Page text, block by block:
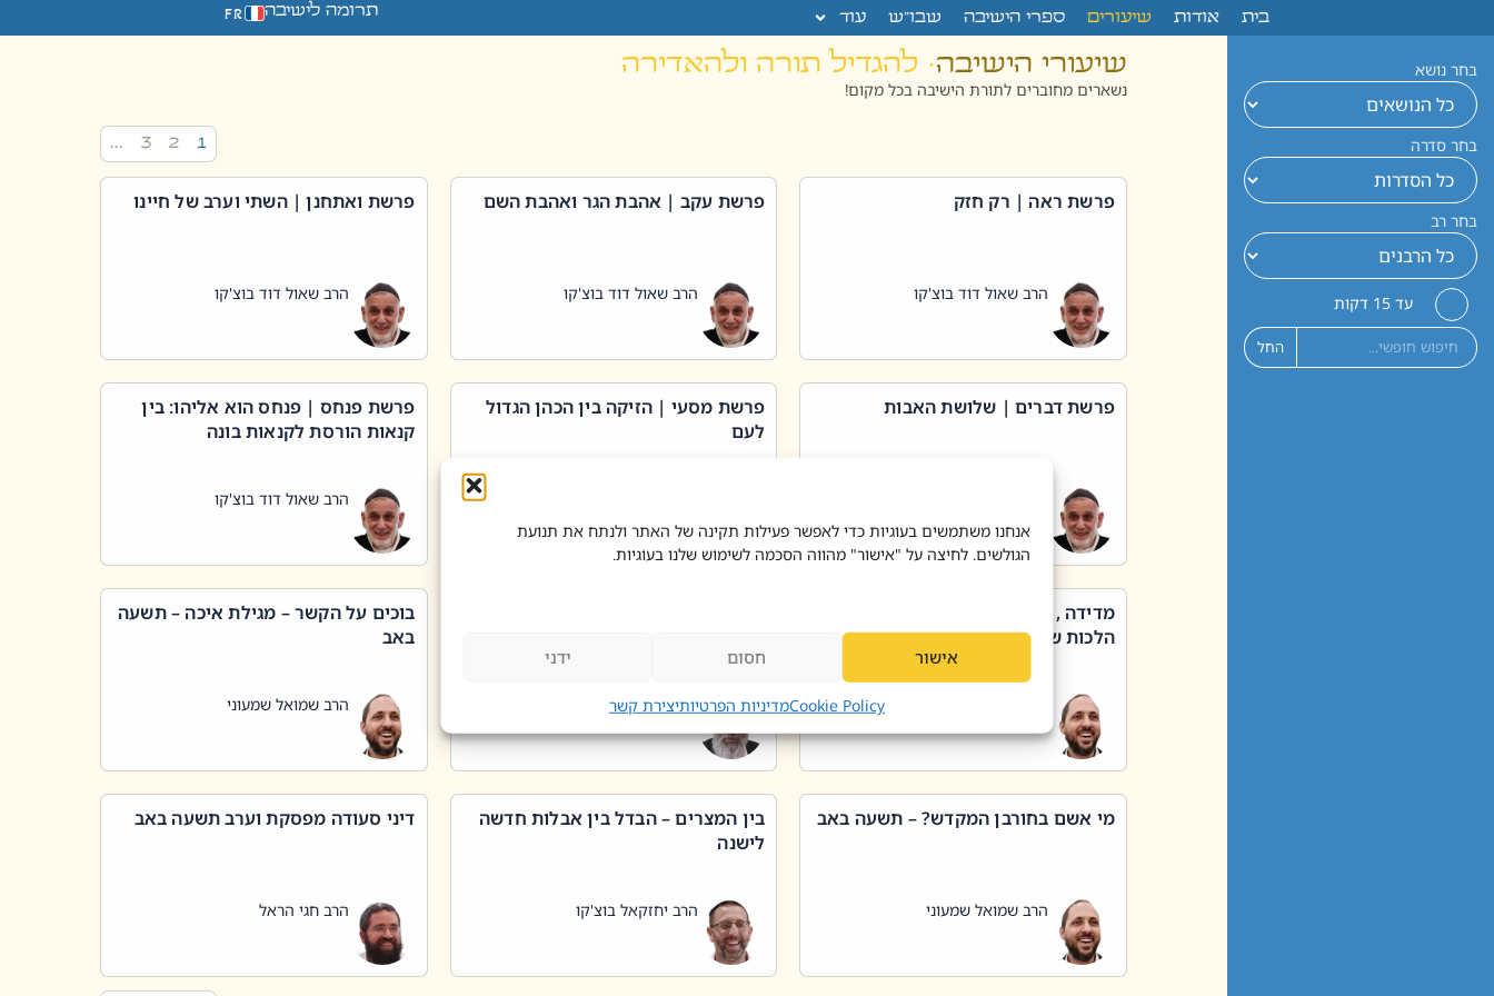
אנחנו משתמשים בעוגיות כדי לאפשר פעילות תקינה של האתר ולנתח את תנועת
הגולשים. לחיצה על "אישור" מהווה הסכמה לשימוש שלנו בעוגיות.
אישור חסום ידני
Cookie Policyמדיניות הפרטיותיצירת קשר
בית אודות שיעורים ספרי הישיבה שבו”ש עוד תרומה לישיבה FR
בחר נושא
בחר סדרה
בחר רב
עד 15 דקות
החל
שיעורי הישיבה· להגדיל תורה ולהאדירה
נשארים מחוברים לתורת הישיבה בכל מקום!
1
2
3
…
פרשת ראה | רק חזק
הרב שאול דוד בוצ'קו
פרשת עקב | אהבת הגר ואהבת השם
הרב שאול דוד בוצ'קו
פרשת ואתחנן | השתי וערב של חיינו
הרב שאול דוד בוצ'קו
פרשת דברים | שלושת האבות
פרשת מסעי | הזיקה בין הכהן הגדול
לעם
פרשת פנחס | פנחס הוא אליהו: בין
קנאות הורסת לקנאות בונה
הרב שאול דוד בוצ'קו
מדידה , קניה , שטיפת כלים בשבת –
הלכות שבת – סימן שכג
הרב יאיר בידני
בוכים על הקשר – מגילת איכה – תשעה
באב
הרב שמואל שמעוני
מי אשם בחורבן המקדש? – תשעה באב
הרב שמואל שמעוני
בין המצרים – הבדל בין אבלות חדשה
לישנה
הרב יחזקאל בוצ'קו
דיני סעודה מפסקת וערב תשעה באב
הרב חגי הראל